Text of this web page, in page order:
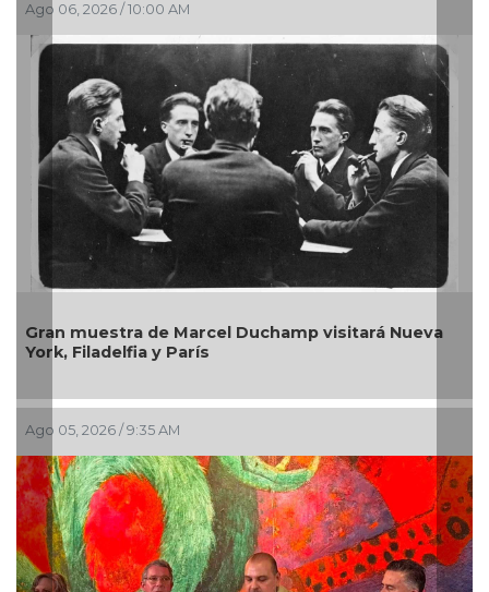
visitará Nueva
Ago 03, 2026 / 10:54 AM
La galería Noyola Fernández tiende
entre arte moderno y
Jul 30, 2026 / 10:20 AM